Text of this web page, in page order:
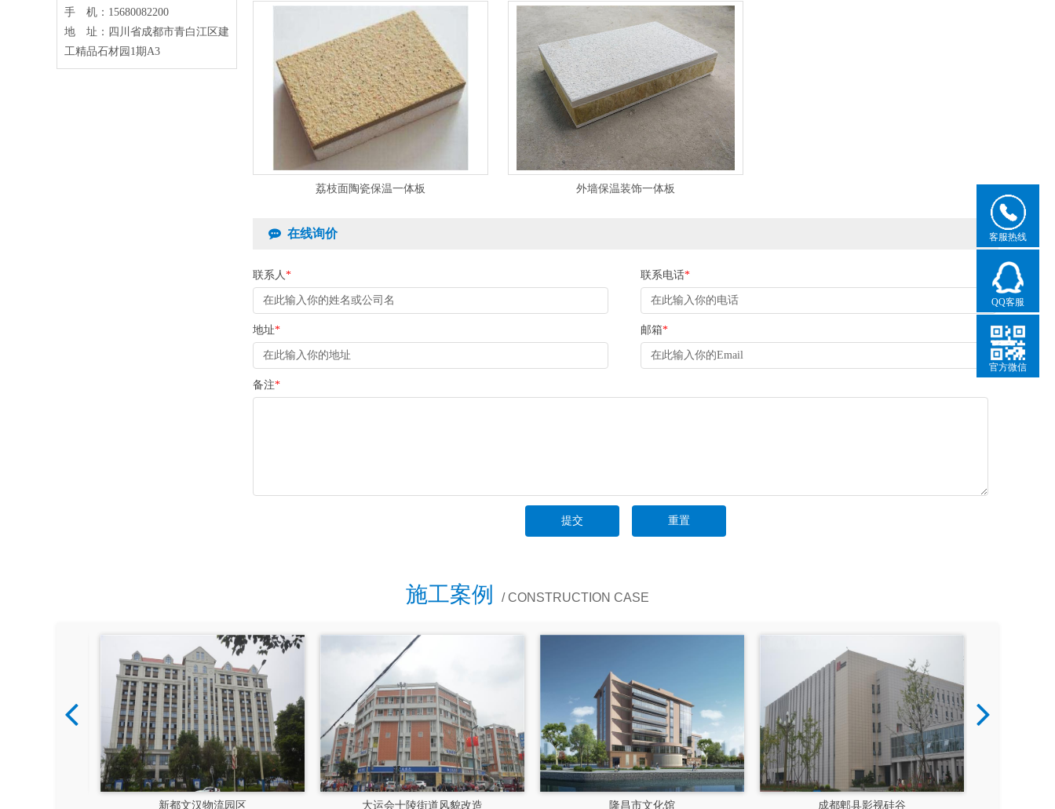
手 机：15680082200
地 址：四川省成都市青白江区建
工精品石材园1期A3
荔枝面陶瓷保温一体板 外墙保温装饰一体板
在线询价
联系人* 联系电话*
地址* 邮箱*
备注*
施工案例 / CONSTRUCTION CASE
新都文汉物流园区 大运会十陵街道风貌改造 隆昌市文化馆 成都郫县影视硅谷
客服热线
QQ客服
官方微信